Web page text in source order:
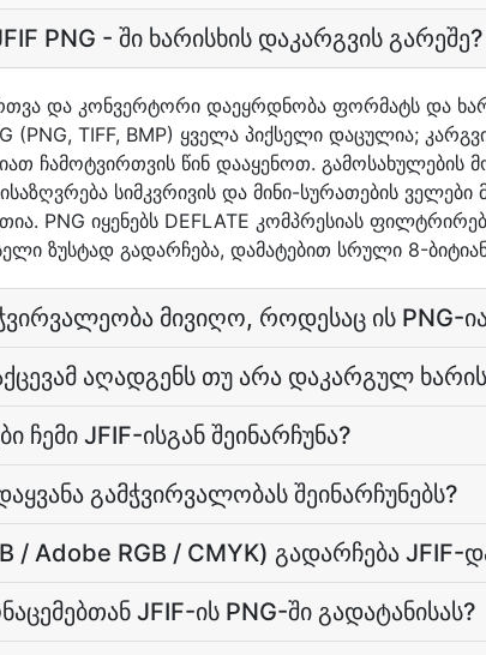
PNG - ში ხარისხის დაკარგვის გარეშე?
და კონვერტორი დაეყრდნობა ფორმატს და
(PNG, TIFF, BMP) ყველა პიქსელი დაცულია;
ჩამოტვირთვის წინ დააყენოთ. გამოსახულების
სიმკვრივის და მინი-სურათების
PNG იყენებს DEFLATE კომპრესიას
ზუსტად გადარჩება, დამატებით სრული 8-
მივიღო, როდესაც ის PNG-
აღადგენს თუ არა დაკარგულ
ჩემი JFIF-ისგან შეინარჩუნა?
გამჭვირვალობას შეინარჩუნებს?
Adobe RGB / CMYK) გადარჩება JFIF-
JFIF-ის PNG-ში გადატანისას?